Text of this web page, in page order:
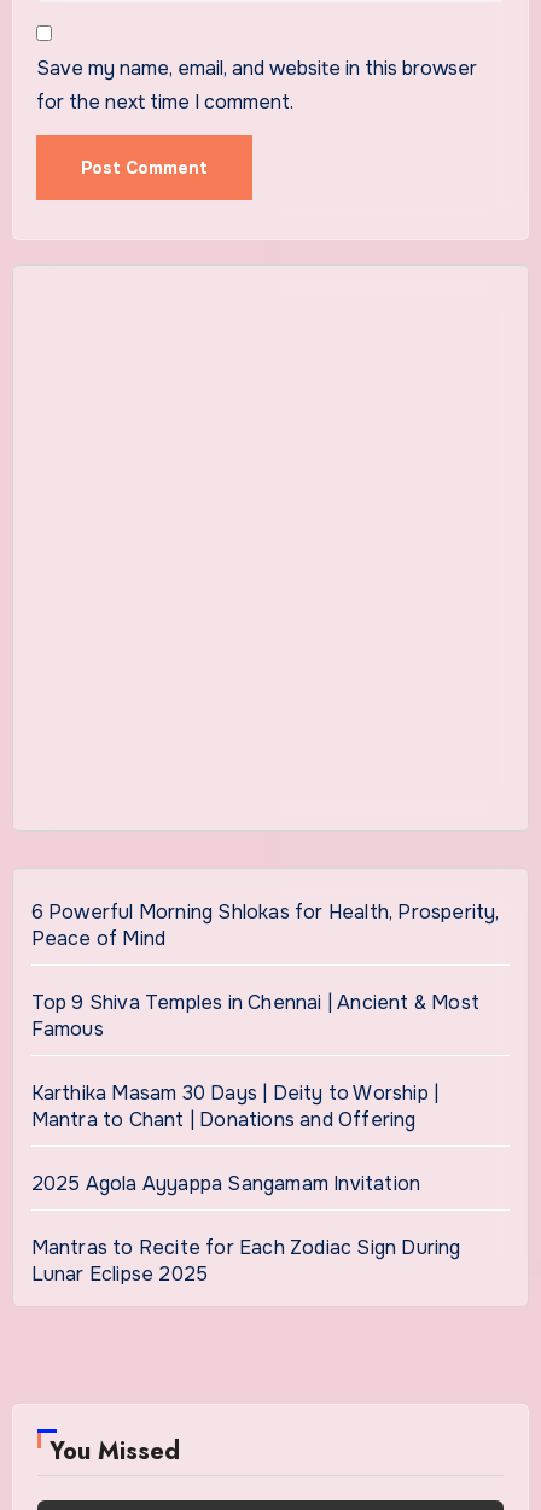
Save my name, email, and website in this browser
for the next time I comment.
6 Powerful Morning Shlokas for Health, Prosperity,
Peace of Mind
Top 9 Shiva Temples in Chennai | Ancient & Most
Famous
Karthika Masam 30 Days | Deity to Worship |
Mantra to Chant | Donations and Offering
2025 Agola Ayyappa Sangamam Invitation
Mantras to Recite for Each Zodiac Sign During
Lunar Eclipse 2025
You Missed